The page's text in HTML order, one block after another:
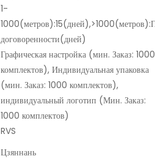
1-
договоренности(дней)
Графическая настройка (мин. Заказ: 1000
комплектов), Индивидуальная упаковка
(мин. Заказ: 1000 комплектов),
индивидуальный логотип (Мин. Заказ:
1000 комплектов)
RVS
Цзяннань